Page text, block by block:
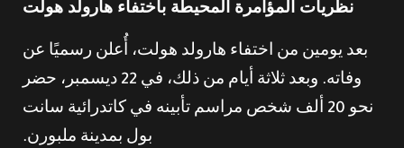
نظريات المؤامرة المحيطة باختفاء هارولد هولت
بعد يومين من اختفاء هارولد هولت، أُعلن رسميًا عن
وفاته. وبعد ثلاثة أيام من ذلك، في 22 ديسمبر، حضر
نحو 20 ألف شخص مراسم تأبينه في كاتدرائية سانت
بول بمدينة ملبورن.